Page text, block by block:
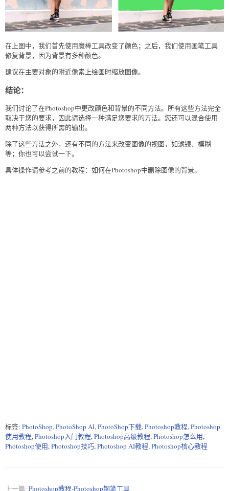
在上图中，我们首先使用魔棒工具改变了颜色；之后，我们使用画笔工具
修复背景，因为背景有多种颜色。
建议在主要对象的附近像素上绘画时缩放图像。
结论：
我们讨论了在Photoshop中更改颜色和背景的不同方法。所有这些方法完全
取决于您的要求，因此请选择一种满足您要求的方法。您还可以混合使用
两种方法以获得所需的输出。
除了这些方法之外，还有不同的方法来改变图像的视图，如滤镜、模糊
等；你也可以尝试一下。
具体操作请参考之前的教程：如何在Photoshop中删除图像的背景。
标签: PhotoShop,PhotoShop AI,PhotoShop下载,Photoshop教程,Photoshop
使用教程,Photoshop入门教程,Photoshop高级教程,Photoshop怎么用,
Photoshop使用,Photoshop技巧,Photoshop AI教程,Photoshop核心教程
上一篇: Photoshop教程-Photoshop钢笔工具